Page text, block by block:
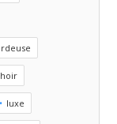
luxe